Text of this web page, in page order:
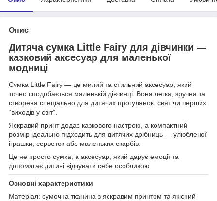
Опис
Дитяча сумка Little Fairy для дівчинки —
казковий аксесуар для маленької
модниці
Сумка Little Fairy — це милий та стильний аксесуар, який
точно сподобається маленькій дівчинці. Вона легка, зручна та
створена спеціально для дитячих прогулянок, свят чи перших
“виходів у світ”.
Яскравий принт додає казкового настрою, а компактний
розмір ідеально підходить для дитячих дрібниць — улюбленої
іграшки, серветок або маленьких скарбів.
Це не просто сумка, а аксесуар, який дарує емоції та
допомагає дитині відчувати себе особливою.
Основні характеристики
Матеріал: сумочна тканина з яскравим принтом та якісний